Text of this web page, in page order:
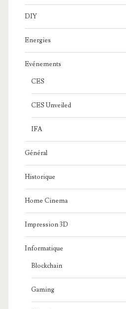
DIY
Energies
Evénements
CES
CES Unveiled
IFA
Général
Historique
Home Cinema
Impression 3D
Informatique
Blockchain
Gaming